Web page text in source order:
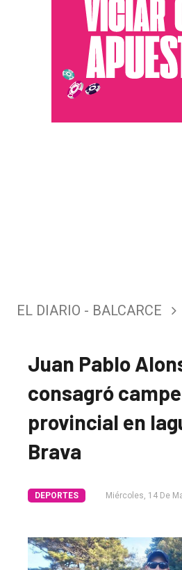
único
DIARIO
EL DIARIO - BALCARCE
Juan Pablo
consagró
provincial en
Brava
DEPORTES Miércoles, 14 De